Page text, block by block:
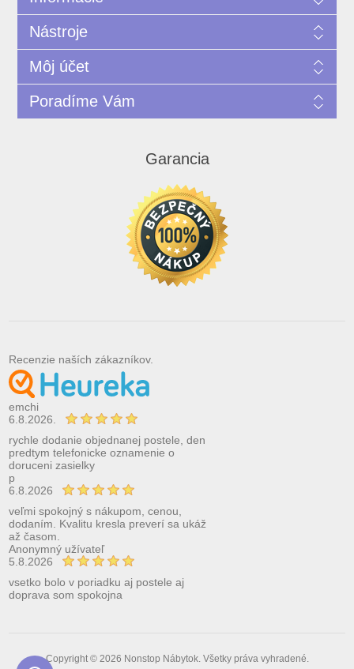
Nástroje
Môj účet
Poradíme Vám
Garancia
Recenzie naších zákazníkov.
emchi
6.8.2026.
rychle dodanie objednanej postele, den
predtym telefonicke oznamenie o
doruceni zasielky
p
6.8.2026
veľmi spokojný s nákupom, cenou,
dodaním. Kvalitu kresla preverí sa ukáž
až časom.
Anonymný užívateľ
5.8.2026
vsetko bolo v poriadku aj postele aj
doprava som spokojna
Copyright © 2026 Nonstop Nábytok. Všetky práva vyhradené.